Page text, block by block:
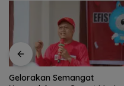
Semarak Merah Putih,